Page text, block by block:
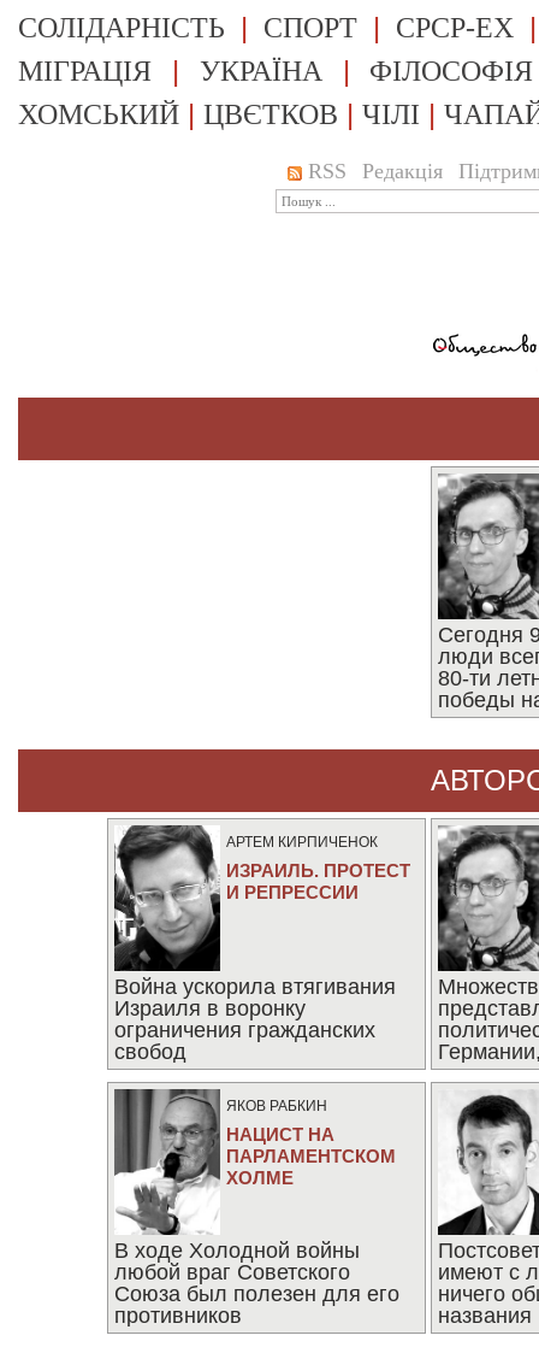
СОЛІДАРНІСТЬ | СПОРТ | СРСР-EX
МІГРАЦІЯ | УКРАЇНА | ФІЛОСОФІЯ
ХОМСЬКИЙ | ЦВЄТКОВ | ЧІЛІ |
RSS Редакція
Сегодня
люди
80-ти
победы
АРТЕМ КИРПИЧЕНОК
ИЗРАИЛЬ. ПРОТЕСТ
И РЕПРЕССИИ
Война ускорила втягивания
Израиля в воронку
ограничения гражданских
свобод
ЯКОВ РАБКИН
НАЦИСТ НА
ПАРЛАМЕНТСКОМ
ХОЛМЕ
В ходе Холодной войны
любой враг Советского
Союза был полезен для его
противников
имеют с
ничего
названия